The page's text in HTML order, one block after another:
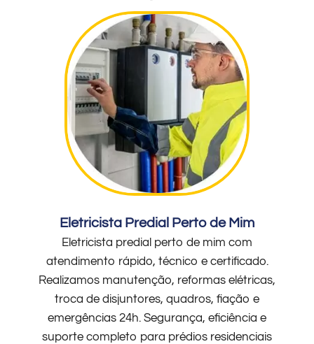
Eletricista Predial Perto de Mim
Eletricista predial perto de mim com
atendimento rápido, técnico e certificado.
Realizamos manutenção, reformas elétricas,
troca de disjuntores, quadros, fiação e
emergências 24h. Segurança, eficiência e
suporte completo para prédios residenciais